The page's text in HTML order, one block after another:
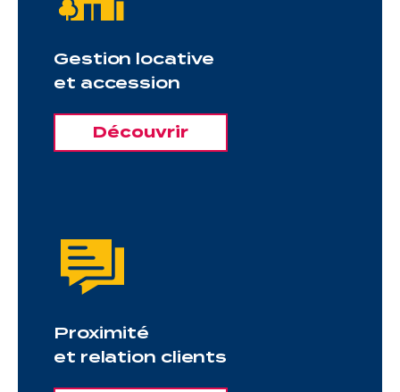
Gestion locative
et accession
Découvrir
Proximité
et relation clients